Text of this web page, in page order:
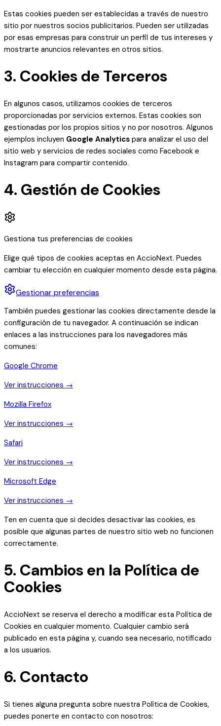
Estas cookies pueden ser establecidas a través de nuestro
sitio por nuestros socios publicitarios. Pueden ser utilizadas
por esas empresas para construir un perfil de tus intereses y
mostrarte anuncios relevantes en otros sitios.
3. Cookies de Terceros
En algunos casos, utilizamos cookies de terceros
proporcionadas por servicios externos. Estas cookies son
gestionadas por los propios sitios y no por nosotros. Algunos
ejemplos incluyen Google Analytics para analizar el uso del
sitio web y servicios de redes sociales como Facebook e
Instagram para compartir contenido.
4. Gestión de Cookies
Gestiona tus preferencias de cookies
Elige qué tipos de cookies aceptas en AccioNext. Puedes
cambiar tu elección en cualquier momento desde esta página.
Gestionar preferencias
También puedes gestionar las cookies directamente desde la
configuración de tu navegador. A continuación se indican
enlaces a las instrucciones para los navegadores más
comunes:
Google Chrome
Ver instrucciones →
Mozilla Firefox
Ver instrucciones →
Safari
Ver instrucciones →
Microsoft Edge
Ver instrucciones →
Ten en cuenta que si decides desactivar las cookies, es
posible que algunas partes de nuestro sitio web no funcionen
correctamente.
5. Cambios en la Política de
Cookies
AccioNext se reserva el derecho a modificar esta Política de
Cookies en cualquier momento. Cualquier cambio será
publicado en esta página y, cuando sea necesario, notificado
a los usuarios.
6. Contacto
Si tienes alguna pregunta sobre nuestra Política de Cookies,
puedes ponerte en contacto con nosotros: